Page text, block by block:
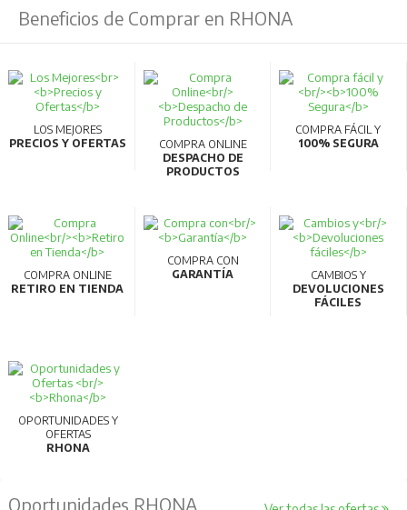
Beneficios de Comprar en RHONA
LOS MEJORES
PRECIOS Y OFERTAS
COMPRA ONLINE
DESPACHO DE
PRODUCTOS
COMPRA FÁCIL Y
100% SEGURA
COMPRA ONLINE
RETIRO EN TIENDA
COMPRA CON
GARANTÍA
CAMBIOS Y
DEVOLUCIONES
FÁCILES
OPORTUNIDADES Y
OFERTAS
RHONA
Oportunidades RHONA